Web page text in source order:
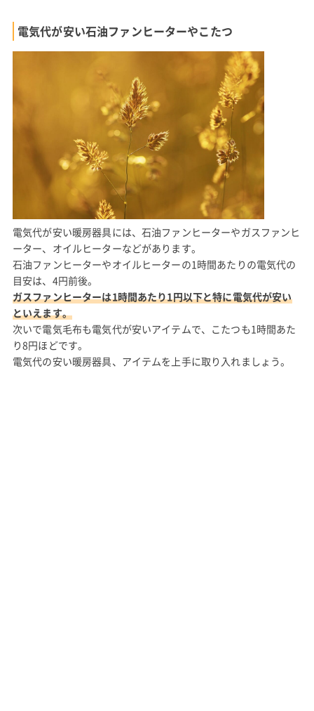
電気代が安い石油ファンヒーターやこたつ
電気代が安い暖房器具には、石油ファンヒーターやガスファンヒ
ーター、オイルヒーターなどがあります。
石油ファンヒーターやオイルヒーターの1時間あたりの電気代の
目安は、4円前後。
ガスファンヒーターは1時間あたり1円以下と特に電気代が安い
といえます。
次いで電気毛布も電気代が安いアイテムで、こたつも1時間あた
り8円ほどです。
電気代の安い暖房器具、アイテムを上手に取り入れましょう。